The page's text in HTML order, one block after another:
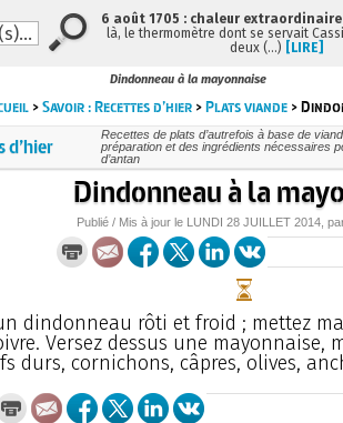
Dindonneau à la mayonnaise
>Savoir : Recettes d’hier >Plats viande >
d’hier
Recettes de plats d’autrefois à base de
préparation et des ingrédients nécessaires
d’antan
Dindonneau à la
Publié / Mis à jour le LUNDI 28 JUILLET 2014 ,
dindonneau rôti et froid ; mettez
Versez dessus une mayonnaise,
durs, cornichons, câpres, olives,
6 août 1705 : chaleur
là, le thermomètre dont se servait
deux (…) [LIRE]